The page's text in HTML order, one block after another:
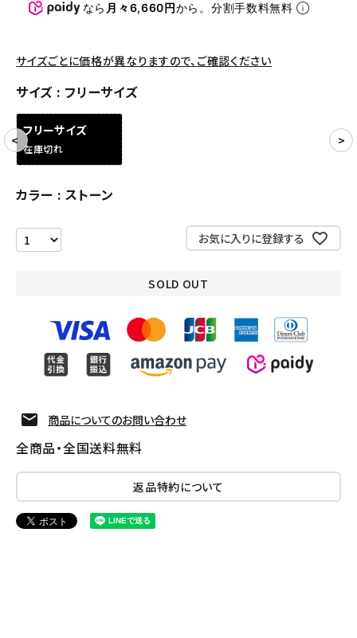
SEASON
CONTENTS
ACCOUNT MENU
なら 月々6,660円から。分割手数料無料
サイズごとに価格が異なりますので、ご確認ください
サイズ フリーサイズ
フリーサイズ
在庫切れ
カラー ストーン
お気に入りに登録する
SOLD OUT
商品についてのお問い合わせ
全商品・全国送料無料
返品特約について